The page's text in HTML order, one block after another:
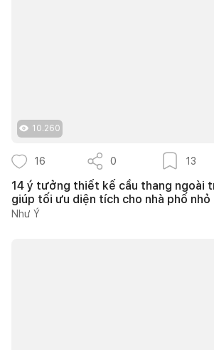
10.260
16 0 13
14 ý tưởng thiết kế cầu thang ngoài
giúp tối ưu diện tích cho nhà phố nhỏ
Như Ý